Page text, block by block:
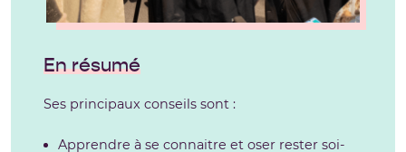
En résumé
Ses principaux conseils sont :
Apprendre à se connaitre et oser rester soi­-